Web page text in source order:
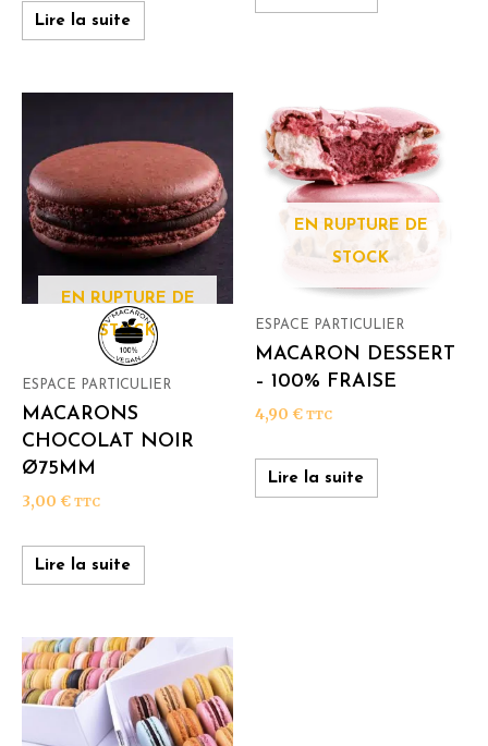
Lire la suite
EN RUPTURE DE
STOCK
ESPACE PARTICULIER
MACARONS
CHOCOLAT NOIR
Ø75MM
3,00 € TTC
Lire la suite
EN RUPTURE DE
STOCK
ESPACE PARTICULIER
MACARON DESSERT
– 100% FRAISE
4,90 € TTC
Lire la suite